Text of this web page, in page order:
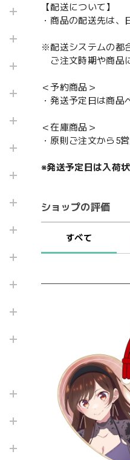
【配送について】
・商品の配送先は、
※配送システムの都
ご注文時期や商品
＜予約商品＞
・発送予定日は商品
＜在庫商品＞
・原則ご注文から5
※発送予定日は入荷
ショップの評価
すべて